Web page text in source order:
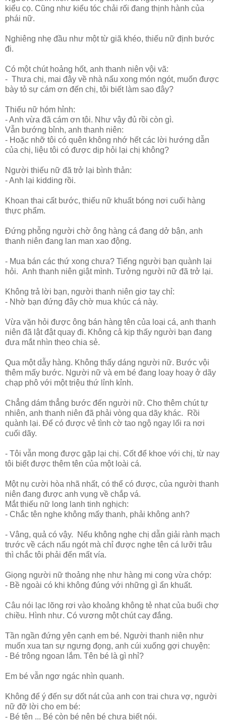
kiểu cọ. Cũng như kiểu tóc chải rối đang thịnh hành của
phái nữ.
Nghiêng nhẹ đầu như một từ giã khéo, thiếu nữ định bước
đi.
Có một chút hoảng hốt, anh thanh niên vội vã:
- Thưa chị, mai đây về nhà nấu xong món ngót, muốn được
bày tỏ sự cám ơn đến chị, tôi biết làm sao đây?
Thiếu nữ hóm hỉnh:
- Anh vừa đã cám ơn tôi. Như vậy đủ rồi còn gì.
Vẫn bướng bỉnh, anh thanh niên:
- Hoặc nhỡ tôi có quên không nhớ hết các lời hướng dẫn
của chị, liệu tôi có được dịp hỏi lại chị không?
Người thiếu nữ đã trở lại bình thản:
- Anh lại kidding rồi.
Khoan thai cất bước, thiếu nữ khuất bóng nơi cuối hàng
thực phẩm.
Đứng phỗng người chờ ông hàng cá đang dở bận, anh
thanh niên đang lan man xao động.
- Mua bán các thứ xong chưa? Tiếng người bạn quành lại
hỏi. Anh thanh niên giật mình. Tưởng người nữ đã trở lại.
Không trả lời bạn, người thanh niên giơ tay chỉ:
- Nhờ bạn đứng đây chờ mua khúc cá này.
Vừa vặn hỏi được ông bán hàng tên của loại cá, anh thanh
niên đã lật đật quay đi. Không cả kịp thấy người bạn đang
đưa mắt nhìn theo chia sẻ.
Qua một dẫy hàng. Không thấy dáng người nữ. Bước vội
thêm mấy bước. Người nữ và em bé đang loay hoay ở dãy
chạp phô với một triệu thứ lỉnh kỉnh.
Chẳng dám thẳng bước đến người nữ. Cho thêm chút tự
nhiên, anh thanh niên đã phải vòng qua dãy khác. Rồi
quành lại. Để có được vẻ tình cờ tao ngộ ngay lối ra nơi
cuối dãy.
- Tôi vẫn mong được gặp lại chị. Cốt để khoe với chị, từ nay
tôi biết được thêm tên của một loài cá.
Một nụ cười hòa nhã nhất, có thể có được, của người thanh
niên đang được anh vụng về chắp vá.
Mắt thiếu nữ long lanh tinh nghịch:
- Chắc tên nghe không mấy thanh, phải không anh?
- Vâng, quả có vậy. Nếu không nghe chị dẫn giải rành mạch
trước về cách nấu ngót mà chỉ được nghe tên cá lưỡi trâu
thì chắc tôi phải đến mất vía.
Giọng người nữ thoảng nhẹ như hàng mi cong vừa chớp:
- Bề ngoài có khi không đúng với những gì ẩn khuất.
Câu nói lạc lõng rơi vào khoảng không tẻ nhạt của buổi chợ
chiều. Hình như. Có vương một chút cay đắng.
Tần ngần đứng yên cạnh em bé. Người thanh niên như
muốn xua tan sự ngưng đọng, anh cúi xuống gợi chuyện:
- Bé trông ngoan lắm. Tên bé là gì nhỉ?
Em bé vẫn ngơ ngác nhìn quanh.
Không để ý đến sự dốt nát của anh con trai chưa vợ, người
nữ đỡ lời cho em bé:
- Bé tên ... Bé còn bé nên bé chưa biết nói.